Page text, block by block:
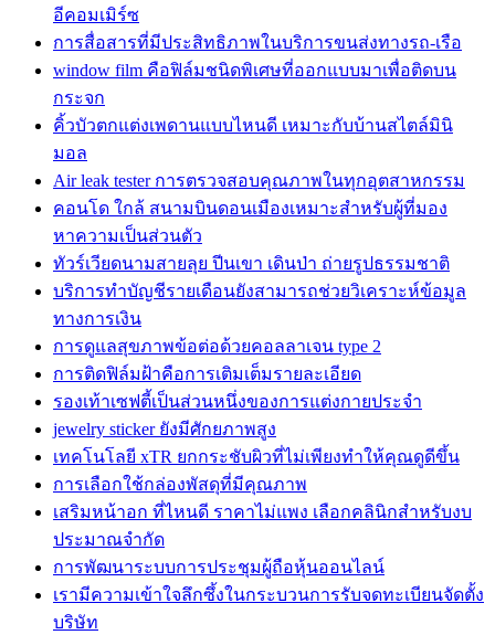
อีคอมเมิร์ซ
การสื่อสารที่มีประสิทธิภาพในบริการขนส่งทางรถ-เรือ
window film คือฟิล์มชนิดพิเศษที่ออกแบบมาเพื่อติดบน
กระจก
คิ้วบัวตกแต่งเพดานแบบไหนดี เหมาะกับบ้านสไตล์มินิ
มอล
Air leak tester การตรวจสอบคุณภาพในทุกอุตสาหกรรม
คอนโด ใกล้ สนามบินดอนเมืองเหมาะสำหรับผู้ที่มอง
หาความเป็นส่วนตัว
ทัวร์เวียดนามสายลุย ปีนเขา เดินป่า ถ่ายรูปธรรมชาติ
บริการทำบัญชีรายเดือนยังสามารถช่วยวิเคราะห์ข้อมูล
ทางการเงิน
การดูแลสุขภาพข้อต่อด้วยคอลลาเจน type 2
การติดฟิล์มฝ้าคือการเติมเต็มรายละเอียด
รองเท้าเซฟตี้เป็นส่วนหนึ่งของการแต่งกายประจำ
jewelry sticker ยังมีศักยภาพสูง
เทคโนโลยี xTR ยกกระชับผิวที่ไม่เพียงทำให้คุณดูดีขึ้น
การเลือกใช้กล่องพัสดุที่มีคุณภาพ
เสริมหน้าอก ที่ไหนดี ราคาไม่แพง เลือกคลินิกสำหรับงบ
ประมาณจำกัด
การพัฒนาระบบการประชุมผู้ถือหุ้นออนไลน์
เรามีความเข้าใจลึกซึ้งในกระบวนการรับจดทะเบียนจัดตั้ง
บริษัท